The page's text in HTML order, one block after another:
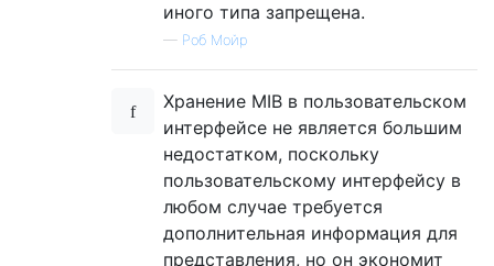
иного типа запрещена.
— Роб Мойр
Хранение MIB в пользовательском
интерфейсе не является большим
недостатком, поскольку
пользовательскому интерфейсу в
любом случае требуется
дополнительная информация для
представления, но он экономит